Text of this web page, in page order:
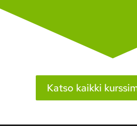
Katso kaikki